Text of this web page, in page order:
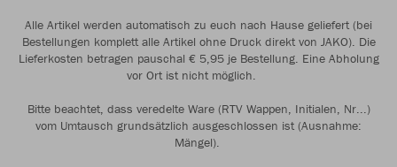
Alle Artikel werden automatisch zu euch nach Hause geliefert (bei
Bestellungen komplett alle Artikel ohne Druck direkt von JAKO). Die
Lieferkosten betragen pauschal € 5,95 je Bestellung. Eine Abholung
vor Ort ist nicht möglich.
Bitte beachtet, dass veredelte Ware (RTV Wappen, Initialen, Nr...)
vom Umtausch grundsätzlich ausgeschlossen ist (Ausnahme:
Mängel).